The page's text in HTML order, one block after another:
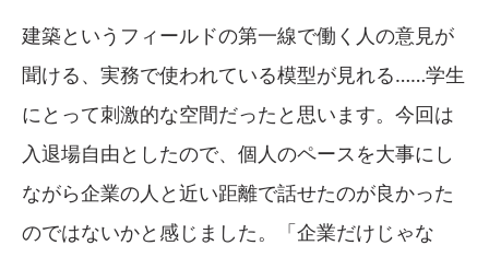
建築というフィールドの第一線で働く人の意見が
聞ける、実務で使われている模型が見れる……学生
にとって刺激的な空間だったと思います。今回は
入退場自由としたので、個人のペースを大事にし
ながら企業の人と近い距離で話せたのが良かった
のではないかと感じました。「企業だけじゃな